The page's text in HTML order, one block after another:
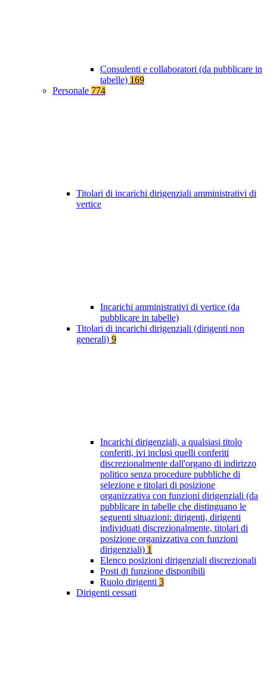
Consulenti e collaboratori (da pubblicare in
tabelle) 169
Personale 774
Titolari di incarichi dirigenziali amministrativi di
vertice
Incarichi amministrativi di vertice (da
pubblicare in tabelle)
Titolari di incarichi dirigenziali (dirigenti non
generali) 9
Incarichi dirigenziali, a qualsiasi titolo
conferiti, ivi inclusi quelli conferiti
discrezionalmente dall'organo di indirizzo
politico senza procedure pubbliche di
selezione e titolari di posizione
organizzativa con funzioni dirigenziali (da
pubblicare in tabelle che distinguano le
seguenti situazioni: dirigenti, dirigenti
individuati discrezionalmente, titolari di
posizione organizzativa con funzioni
dirigenziali) 1
Elenco posizioni dirigenziali discrezionali
Posti di funzione disponibili
Ruolo dirigenti 3
Dirigenti cessati